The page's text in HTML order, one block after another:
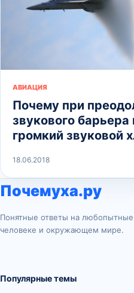
АВИАЦИЯ
Почему при
звукового барьера
громкий звуковой
18.06.2018
Почемуха.ру
Понятные ответы на
человеке и окружающем мире.
Популярные темы